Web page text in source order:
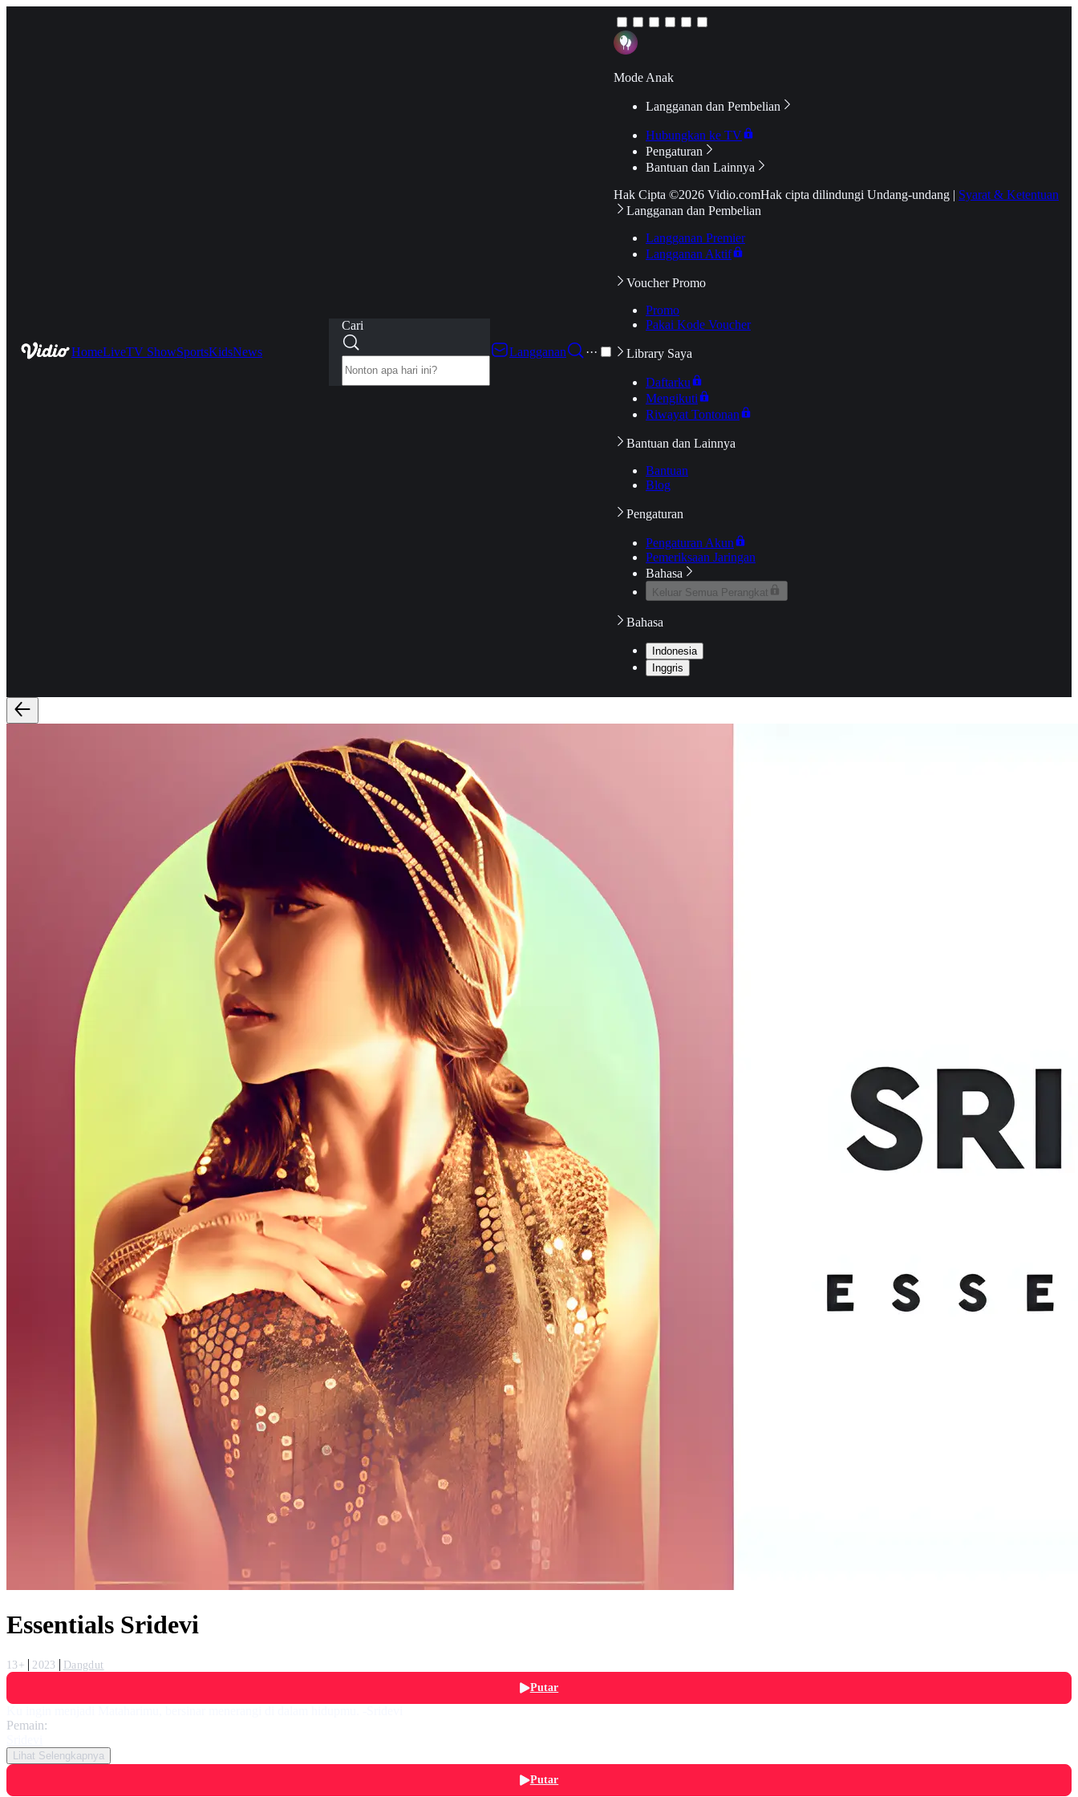
HomeLiveTV ShowSportsKidsNews
Cari
Langganan
···
Mode Anak
Langganan dan Pembelian
Hubungkan ke TV
Pengaturan
Bantuan dan Lainnya
Hak Cipta ©2026 Vidio.comHak cipta dilindungi Undang-undang | Syarat & Ketentuan
Langganan dan Pembelian
Langganan Premier
Langganan Aktif
Voucher Promo
Promo
Pakai Kode Voucher
Library Saya
Daftarku
Mengikuti
Riwayat Tontonan
Bantuan dan Lainnya
Bantuan
Blog
Pengaturan
Pengaturan Akun
Pemeriksaan Jaringan
Bahasa
Keluar Semua Perangkat
Bahasa
Indonesia
Inggris
Essentials Sridevi
13+ 2023
Dangdut
Putar
Pemain:
Lihat Selengkapnya
Putar